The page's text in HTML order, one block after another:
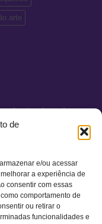
de
e/ou acessar
a experiência de
consentir com essas
comportamento de
ou retirar o
funcionalidades e
arte
dentro de todas as